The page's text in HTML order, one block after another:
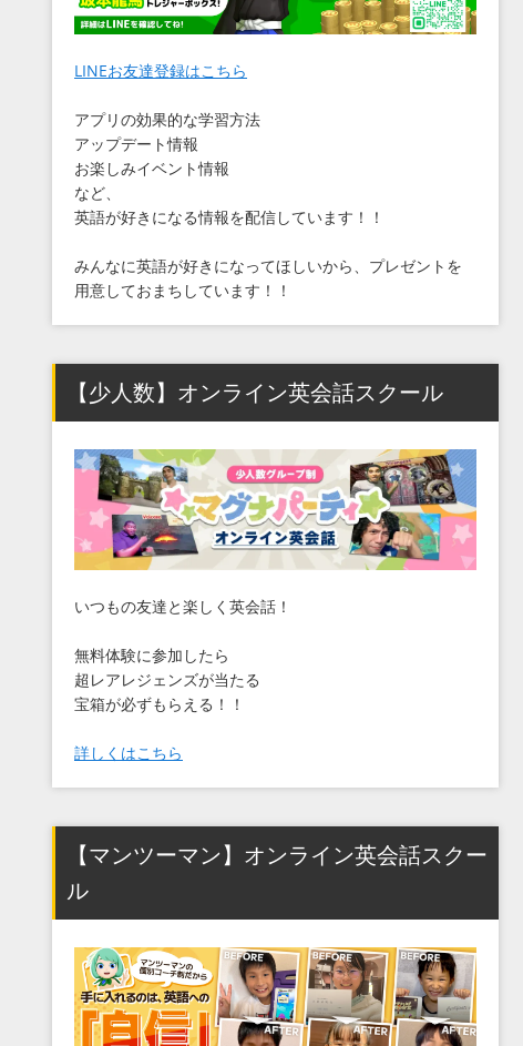
LINEお友達登録はこちら
アプリの効果的な学習方法
アップデート情報
お楽しみイベント情報
など、
英語が好きになる情報を配信しています！！
みんなに英語が好きになってほしいから、プレゼントを
用意しておまちしています！！
【少人数】オンライン英会話スクール
いつもの友達と楽しく英会話！
無料体験に参加したら
超レアレジェンズが当たる
宝箱が必ずもらえる！！
詳しくはこちら
【マンツーマン】オンライン英会話スクー
ル